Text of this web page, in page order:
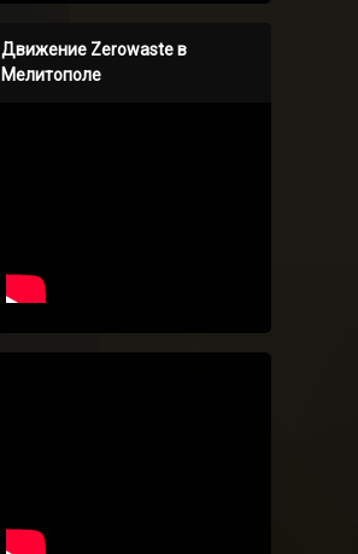
Движение Zerowaste в
Мелитополе